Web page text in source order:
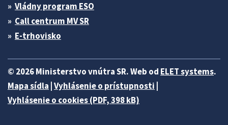
Vládny program ESO
Call centrum MV SR
E-trhovisko
© 2026 Ministerstvo vnútra SR. Web od ELET systems.
Mapa sídla Vyhlásenie o prístupnosti
Vyhlásenie o cookies (PDF, 398 kB)